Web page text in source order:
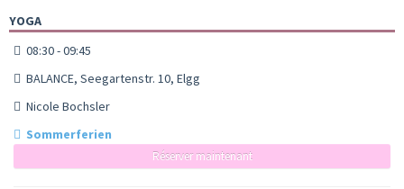
YOGA
08:30 - 09:45
BALANCE, Seegartenstr. 10, Elgg
Nicole Bochsler
Sommerferien
Réserver maintenant